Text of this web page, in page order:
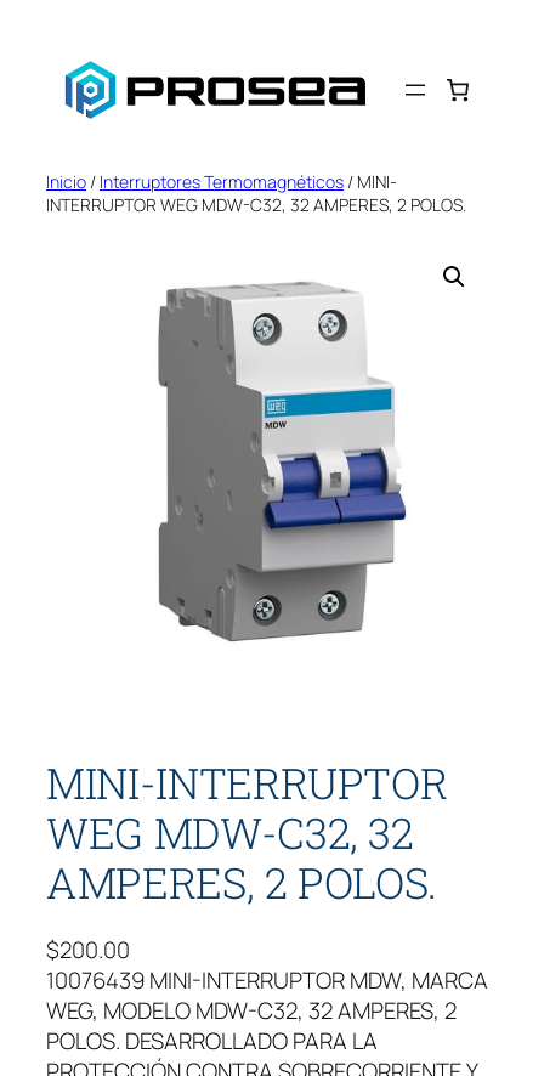
contenido
Inicio / Interruptores Termomagnéticos / MINI-
INTERRUPTOR WEG MDW-C32, 32 AMPERES, 2 POLOS.
MINI-INTERRUPTOR
WEG MDW-C32, 32
AMPERES, 2 POLOS.
$200.00
10076439 MINI-INTERRUPTOR MDW, MARCA
WEG, MODELO MDW-C32, 32 AMPERES, 2
POLOS. DESARROLLADO PARA LA